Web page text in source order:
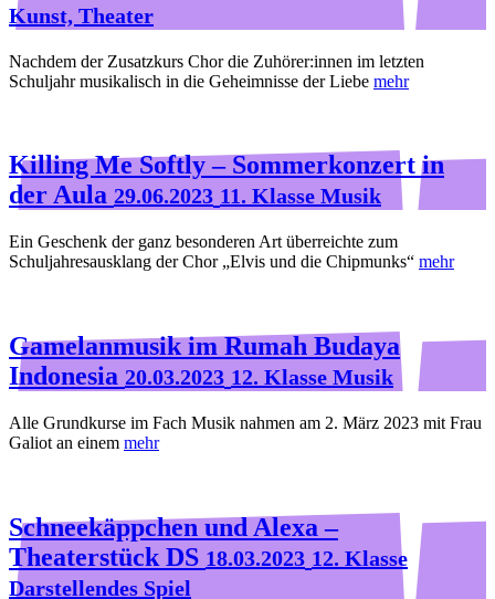
Kunst, Theater
Nachdem der Zusatzkurs Chor die Zuhörer:innen im letzten
Schuljahr musikalisch in die Geheimnisse der Liebe mehr
Killing Me Softly – Sommerkonzert in
der Aula 29.06.2023 11. Klasse Musik
Ein Geschenk der ganz besonderen Art überreichte zum
Schuljahresausklang der Chor „Elvis und die Chipmunks“ mehr
Gamelanmusik im Rumah Budaya
Indonesia 20.03.2023 12. Klasse Musik
Alle Grundkurse im Fach Musik nahmen am 2. März 2023 mit Frau
Galiot an einem mehr
Schneekäppchen und Alexa –
Theaterstück DS 18.03.2023 12. Klasse
Darstellendes Spiel